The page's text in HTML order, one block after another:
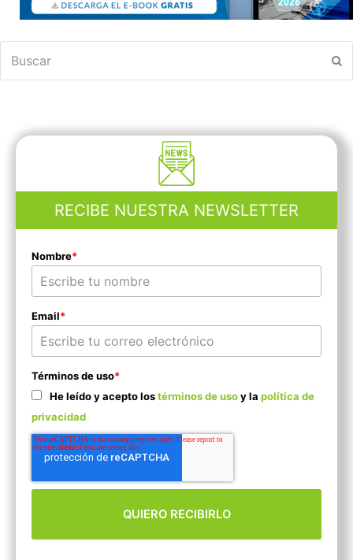
RECIBE NUESTRA NEWSLETTER
Nombre*
Email*
Términos de uso*
He leído y acepto lostérminos de usoy la política de
privacidad